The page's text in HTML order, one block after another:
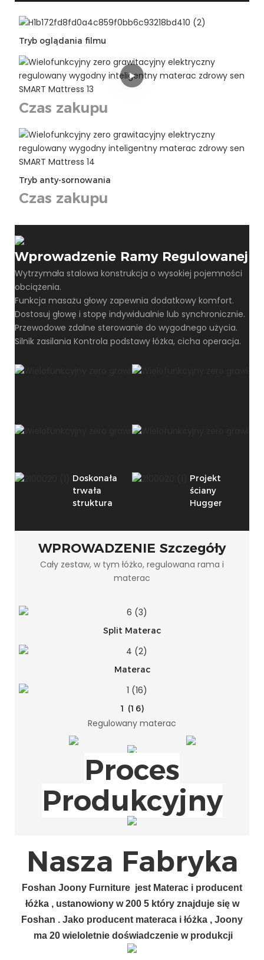
Tryb oglądania filmu
Czas zakupu
Tryb anty-sornowania
Czas zakupu
Wprowadzenie Ramy Regulowanej
Wytrzymała stalowa konstrukcja o wysokiej pojemności
obciążenia.
Funkcja masażu głowy zapewnia dodatkowy komfort.
Dostosuj głowę i stopę indywidualnie lub synchronicznie.
Przewodowe zdalne sterowanie do wygodnego użycia.
Silnik zasilania Kontrola podstawy łóżka, cicha operacja.
Doskonała
trwała
struktura
Projekt
ściany
Hugger
WPROWADZENIE Szczegóły
Cały zestaw, w tym łóżko, regulowana rama i
materac
Split Materac
Materac
1 (16)
Regulowany materac
Proces
Produkcyjny
Nasza Fabryka
Foshan Joony Furniture jest Materac i producent
łóżka , ustanowiony w 200 5który znajduje się w
Foshan . Jako producent materaca i łóżka , Joony
ma 20 wieloletnie doświadczenie w produkcji